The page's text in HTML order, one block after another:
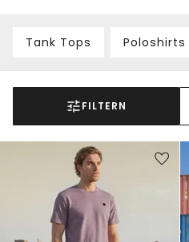
Tank Tops Poloshirts
FILTERN